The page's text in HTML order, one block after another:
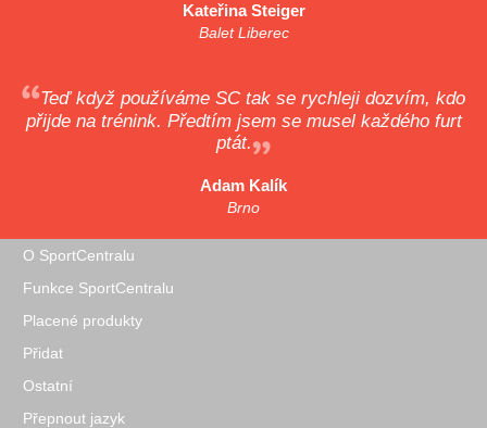
Kateřina Steiger
Balet Liberec
Teď když používáme SC tak se rychleji dozvím, kdo
přijde na trénink. Předtím jsem se musel každého furt
ptát.
Adam Kalík
Brno
O SportCentralu
Funkce SportCentralu
Placené produkty
Přidat
Ostatní
Přepnout jazyk